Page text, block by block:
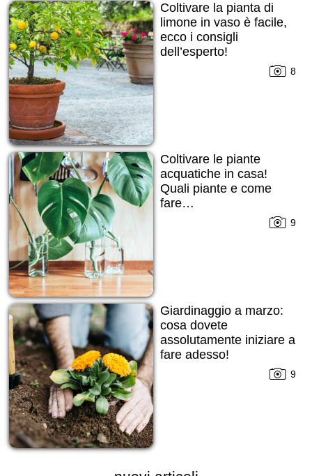
Coltivare la pianta di
limone in vaso è facile,
ecco i consigli
dell’esperto!
8
Coltivare le piante
acquatiche in casa!
Quali piante e come
fare…
9
Giardinaggio a marzo:
cosa dovete
assolutamente iniziare a
fare adesso!
9